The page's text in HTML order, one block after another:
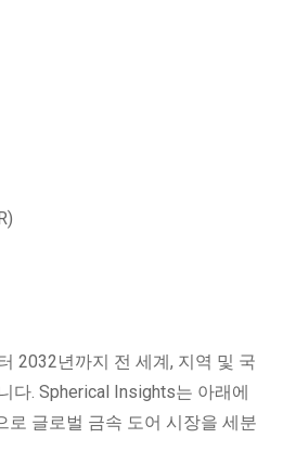
2032년까지 전 세계, 지역 및 국
다. Spherical Insights는 아래에
로 글로벌 금속 도어 시장을 세분